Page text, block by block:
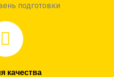
подготовки
качества